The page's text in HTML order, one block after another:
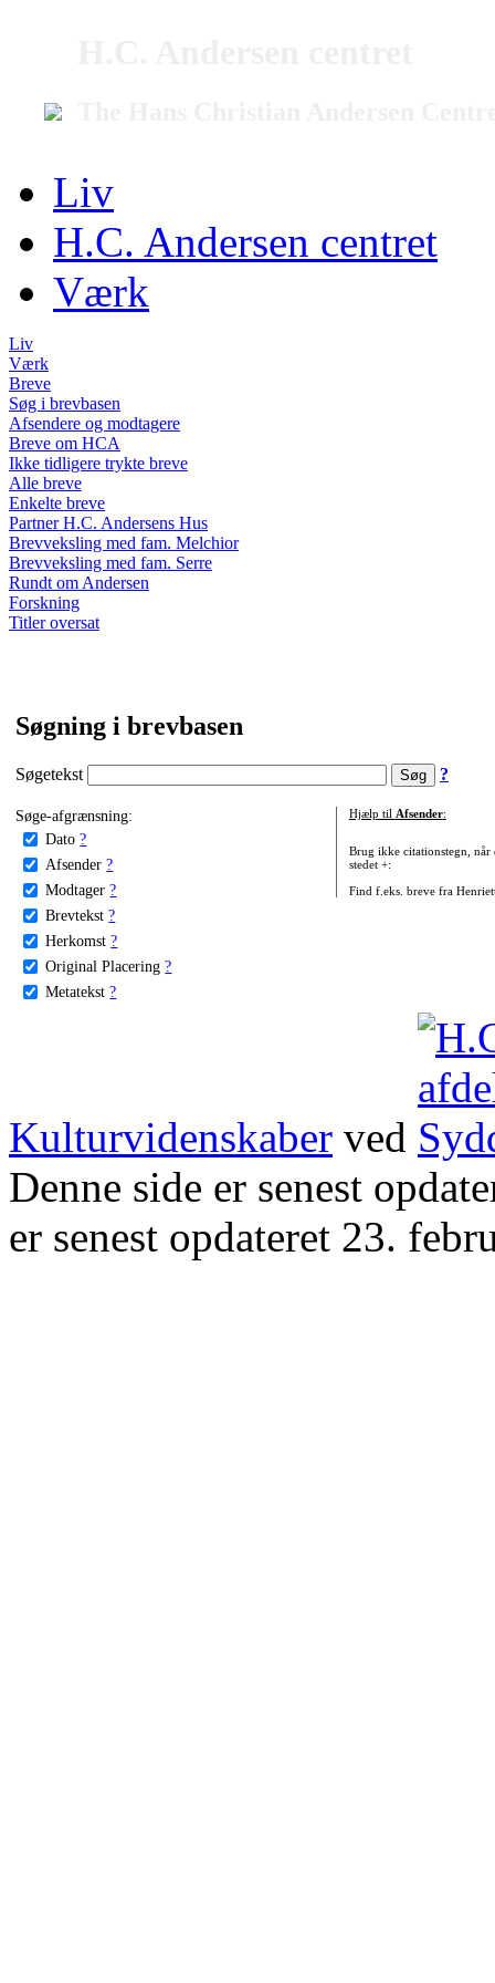
Liv
H.C. Andersen centret
Værk
Liv
Værk
Breve
Søg i brevbasen
Afsendere og modtagere
Breve om HCA
Ikke tidligere trykte breve
Alle breve
Enkelte breve
Partner H.C. Andersens Hus
Brevveksling med fam. Melchior
Brevveksling med fam. Serre
Rundt om Andersen
Forskning
Titler oversat
Søgning i brevbasen
Søgetekst ?
Søge-afgrænsning:
Dato ?
Afsender ?
Modtager ?
Brevtekst ?
Herkomst ?
Original Placering ?
Metatekst ?
Hjælp til Afsender:
Brug ikke citationstegn, når
stedet +:
Find f.eks. breve fra
Kulturvidenskaber ved
Denne side er senest
er senest opdateret 23.